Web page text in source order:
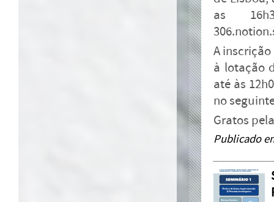
as
A
à lotação
até às
no
Gratos
Publicado